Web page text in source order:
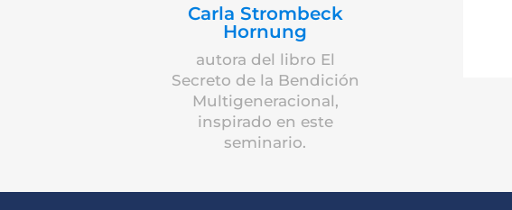
Carla Strombeck
Hornung
autora del libro El
Secreto de la Bendición
Multigeneracional,
inspirado en este
seminario.